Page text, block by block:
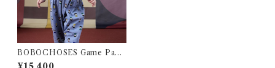
BOBOCHOSES Game Pawn
s Overrall / ( 12,24m)